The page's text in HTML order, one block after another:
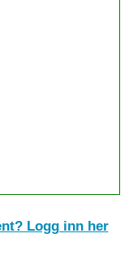
Logg inn her